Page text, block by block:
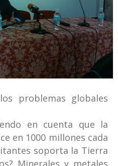
problemas globales
en cuenta que la
en 1000 millones cada
soporta la Tierra